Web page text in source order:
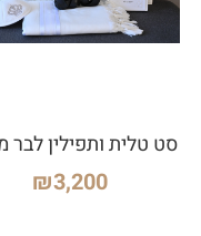
סט טלית ותפילין לבר
₪3,200